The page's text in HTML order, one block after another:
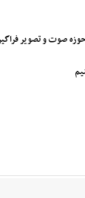
صوت و تصویر